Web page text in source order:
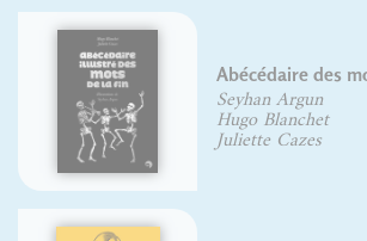
Abécédaire des mots de
Seyhan Argun
Hugo Blanchet
Juliette Cazes